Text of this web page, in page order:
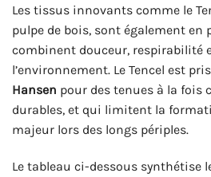
Les tissus innovants comme le
pulpe de bois, sont également en
combinent douceur, respirabilité
l’environnement. Le Tencel est
Hansen pour des tenues à la fois
durables, et qui limitent la
majeur lors des longs périples.
Le tableau ci-dessous synthétise